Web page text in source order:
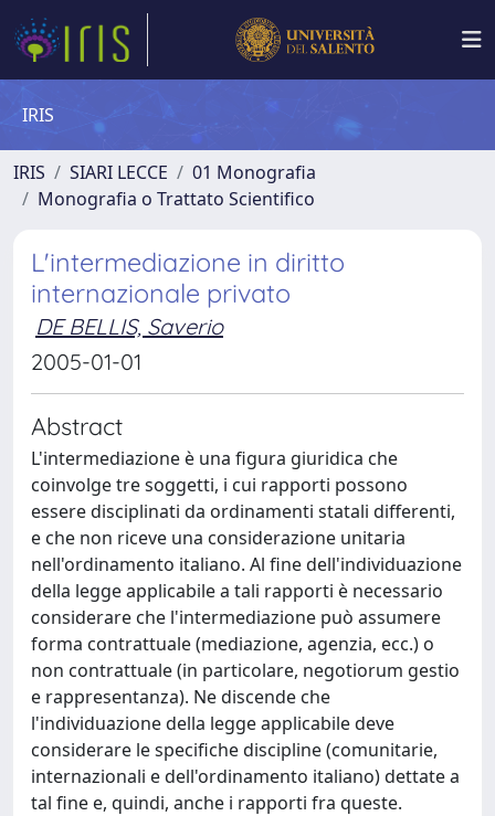
IRIS
IRIS SIARI LECCE
01 Monografia
Monografia o Trattato Scientifico
L'intermediazione in diritto
internazionale privato
DE BELLIS, Saverio
2005-01-01
Abstract
L'intermediazione è una figura giuridica che
coinvolge tre soggetti, i cui rapporti possono
essere disciplinati da ordinamenti statali differenti,
e che non riceve una considerazione unitaria
nell'ordinamento italiano. Al fine dell'individuazione
della legge applicabile a tali rapporti è necessario
considerare che l'intermediazione può assumere
forma contrattuale (mediazione, agenzia, ecc.) o
non contrattuale (in particolare, negotiorum gestio
e rappresentanza). Ne discende che
l'individuazione della legge applicabile deve
considerare le specifiche discipline (comunitarie,
internazionali e dell'ordinamento italiano) dettate a
tal fine e, quindi, anche i rapporti fra queste.